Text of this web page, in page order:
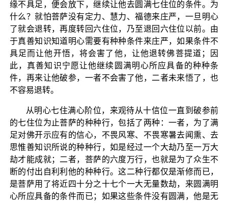
缘不具足，便会放下，继续让他去圆满七住位的条件。为
什么？就怕菩萨没有定力、慧力、福德来庄严，一旦明心
了就会退转，再度转回六住位，乃至退回六住位以前。由
于真善知识知道明心需要有种种条件来庄严，如果条件不
具足而让他开悟，将会害了他，让他退转佛菩提道；因
此，真善知识宁愿让他继续圆满明心所应具备的种种条
件，再来让他破参，一者不会害了他，二者未来悟了，也
不容易退转。
从明心七住满心阶位，来观待从十信位一直到破参前
的七住位为止菩萨的种种行，包括了两种：一者，为了满
足对佛开示应有的信心，不畏风寒、不畏寒暑去闻熏、去
思惟善知识所说的种种行，如是经过一个大劫乃至一万大
劫才能成就；二者，菩萨的六度万行，也就是为了众生不
断的付出自利利他的种种行。这二种行都仅是渐修而已，
是菩萨用了将近四十分之十七个一大无量数劫，来圆满明
心所应具备的条件而已；如果这些条件没有圆满，他是无